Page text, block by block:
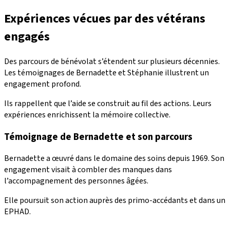
Expériences vécues par des vétérans
engagés
Des parcours de bénévolat s’étendent sur plusieurs décennies.
Les témoignages de Bernadette et Stéphanie illustrent un
engagement profond.
Ils rappellent que l’aide se construit au fil des actions. Leurs
expériences enrichissent la mémoire collective.
Témoignage de Bernadette et son parcours
Bernadette a œuvré dans le domaine des soins depuis 1969. Son
engagement visait à combler des manques dans
l’accompagnement des personnes âgées.
Elle poursuit son action auprès des primo-accédants et dans un
EPHAD.